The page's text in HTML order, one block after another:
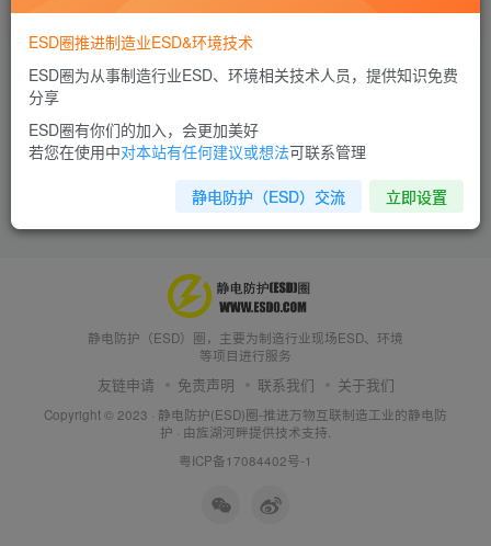
5年前 1W+
静电防护（ESD）圈，主要为制造行业现场ESD、环境
等项目进行服务
友链申请 免责声明 联系我们 关于我们
Copyright © 2023 · 静电防护(ESD)圈-推进万物互联制造工业的静电防
护 · 由旌湖河畔提供技术支持.
粤ICP备17084402号-1
ESD圈推进制造业ESD&环境技术
ESD圈为从事制造行业ESD、环境相关技术人员，提供知识免费
分享
ESD圈有你们的加入，会更加美好
若您在使用中对本站有任何建议或想法可联系管理
静电防护（ESD）交流 立即设置